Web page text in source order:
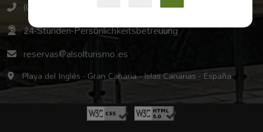
(0034) 928 77 50 60
24-Stunden-Persönlichkeitsbetreuung
reservas@alsolturismo.es
Playa del Inglés - Gran Canaria - Islas Canarias - España